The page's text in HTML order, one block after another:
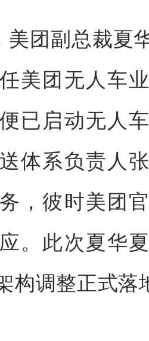
团副总裁夏
美团无人车业
已启动无人
体系负责人
，彼时美团
。此次夏华
调整正式落